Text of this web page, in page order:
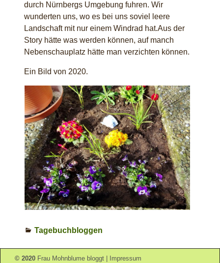
durch Nürnbergs Umgebung fuhren. Wir
wunderten uns, wo es bei uns soviel leere
Landschaft mit nur einem Windrad hat.Aus der
Story hätte was werden können, auf manch
Nebenschauplatz hätte man verzichten können.
Ein Bild von 2020.
Tagebuchbloggen
© 2020 Frau Mohnblume bloggt Impressum